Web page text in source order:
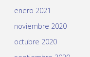
enero 2021
noviembre 2020
octubre 2020